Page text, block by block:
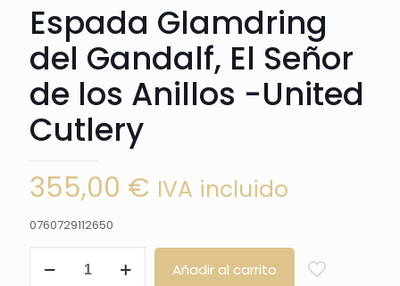
Espada Glamdring
del Gandalf, El Señor
de los Anillos -United
Cutlery
355,00 € IVA incluido
0760729112650
Glamdring
Añadir al carrito